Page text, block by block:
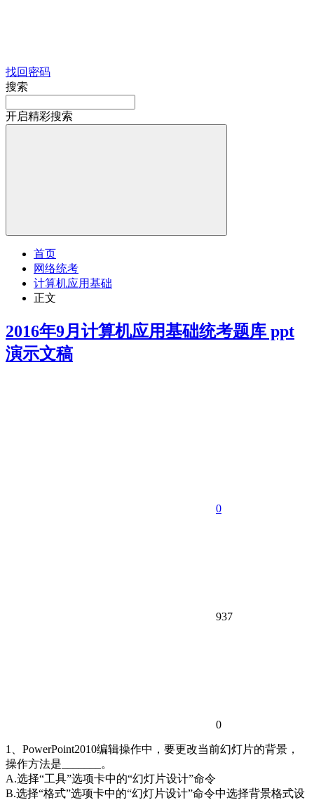
找回密码
搜索
开启精彩搜索
首页
网络统考
计算机应用基础
正文
2016年9月计算机应用基础统考题库 ppt
演示文稿
0
937
0
1、PowerPoint2010编辑操作中，要更改当前幻灯片的背景，
操作方法是_______。
A.选择“工具”选项卡中的“幻灯片设计”命令
B.选择“格式”选项卡中的“幻灯片设计”命令中选择背景格式设